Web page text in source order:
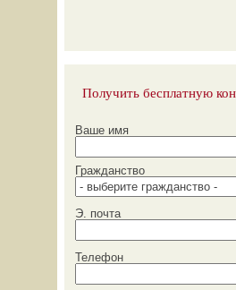
Получить бесплатную
Ваше имя
Гражданство
Э. почта
Телефон